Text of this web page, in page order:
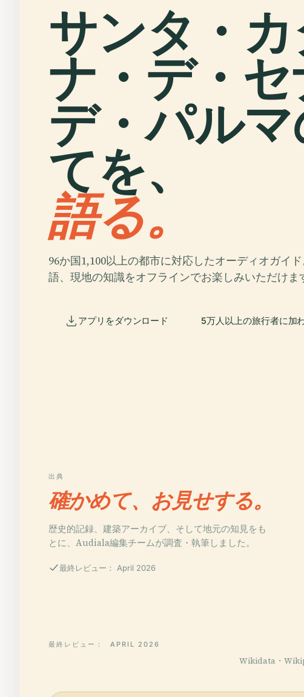
サンタ・カ
ナ・デ・セ
デ・パル
てを、
語る。
96か国1,100以上の都市に対応したオーディオガイ
語、現地の知識をオフラインでお楽しみいただけま
アプリをダウンロード 5万人以上の旅行者に加
出典
確かめて、お見せする。
歴史的記録、建築アーカイブ、そして地元の知見をも
とに、Audiala編集チームが調査・執筆しました。
最終レビュー： April 2026
最終レビュー： APRIL 2026
Wikidata・